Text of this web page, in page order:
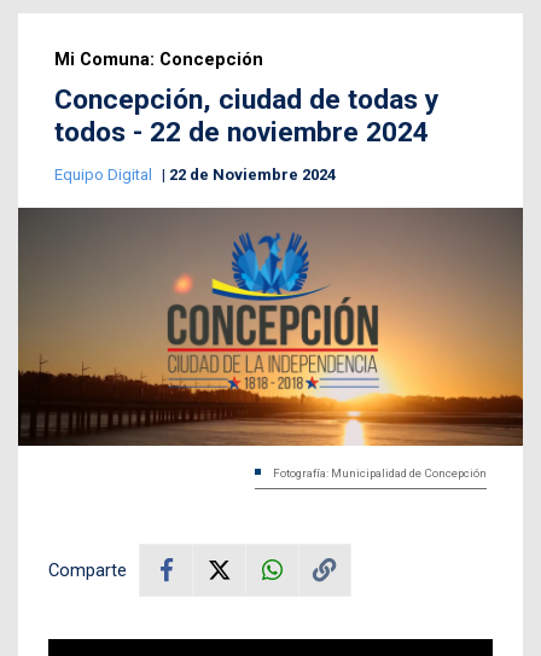
Mi Comuna: Concepción
Concepción, ciudad de todas y
todos - 22 de noviembre 2024
Equipo Digital 22 de Noviembre 2024
Fotografía: Municipalidad de Concepción
Comparte